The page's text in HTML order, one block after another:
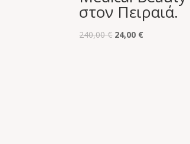
στον Πειραιά.
240,00€ Original
24,00 €